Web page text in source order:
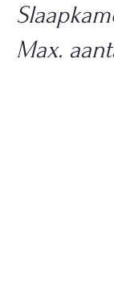
Max.